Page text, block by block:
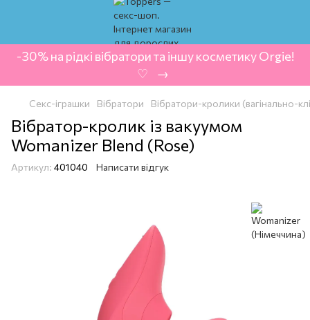
-30% на рідкі вібратори та іншу косметику Orgie!
‍ ♡ ‍ → ‍
Секс-іграшки Вібратори Вібратори-кролики (вагінально-
Вібратор-кролик із вакуумом
Womanizer Blend (Rose)
Артикул: 401040 Написати відгук